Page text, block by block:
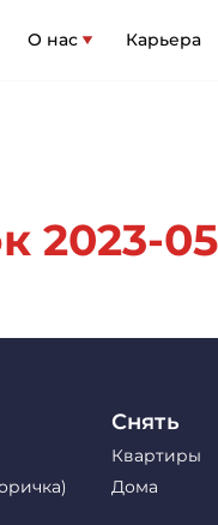
О нас Карьера
Снять
Квартиры
Дома